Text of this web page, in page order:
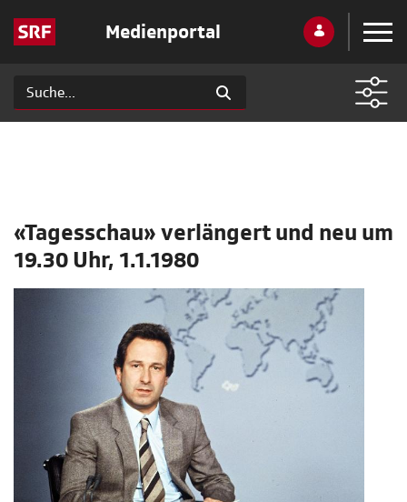
Medienportal
«Tagesschau» verlängert und neu um
19.30 Uhr, 1.1.1980